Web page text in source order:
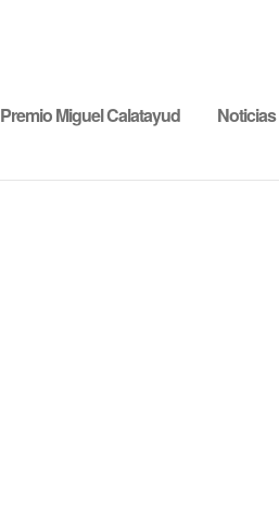
Premio Miguel Calatayud Noticias